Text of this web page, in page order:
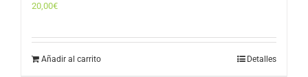
20,00€
Añadir al carrito Detalles